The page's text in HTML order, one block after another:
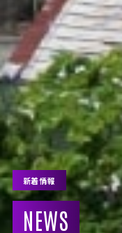
新着情報
NEWS